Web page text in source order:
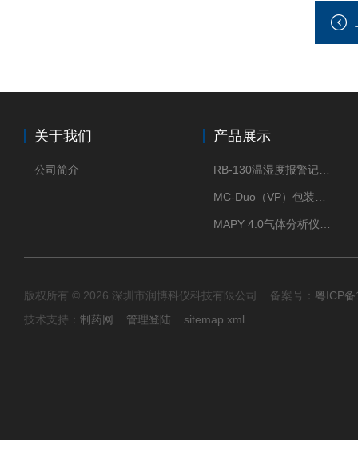
关于我们
公司简介
产品展示
版权所有 © 2026 深圳市润博科仪科技有限公司 备案号： 粤ICP
技术支持： 制药网 管理登陆 sitemap.xml